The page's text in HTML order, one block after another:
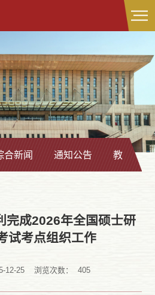
合新闻 通知公告 教学科研
完成2026年全国硕士研
试考点组织工作
12-25 浏览次数： 405